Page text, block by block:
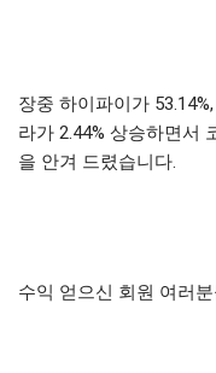
장중 하이파이가
라가 2.44% 상승하면서
을 안겨 드렸습니다.
수익 얻으신 회원 여러